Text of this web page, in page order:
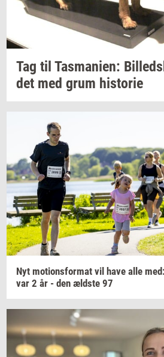
Tag til Tas­ma­ni­en:
det med grum hi­sto­rie
Nyt mo­tions­for­mat vil have alle
var 2 år - den æld­ste 97